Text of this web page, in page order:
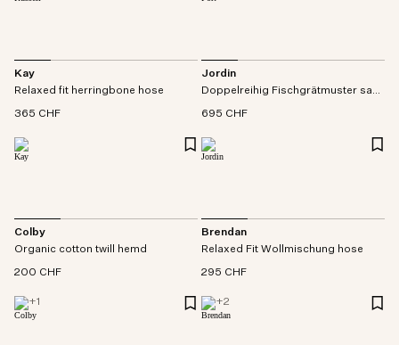
Kay
Relaxed fit herringbone hose
365 CHF
Jordin
Doppelreihig Fischgrätmuster sakko
695 CHF
Colby
Organic cotton twill hemd
200 CHF
+1
Brendan
Relaxed Fit Wollmischung hose
295 CHF
+2